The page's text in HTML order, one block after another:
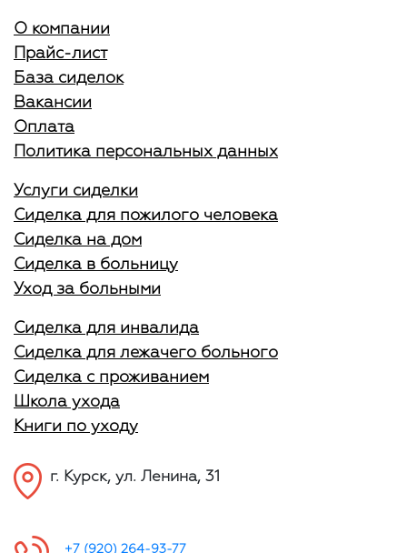
О компании
Прайс-лист
База сиделок
Вакансии
Оплата
Политика персональных данных
Услуги сиделки
Сиделка для пожилого человека
Сиделка на дом
Сиделка в больницу
Уход за больными
Сиделка для инвалида
Сиделка для лежачего больного
Сиделка с проживанием
Школа ухода
Книги по уходу
г. Курск, ул. Ленина, 31
+7 (920) 264-93-77